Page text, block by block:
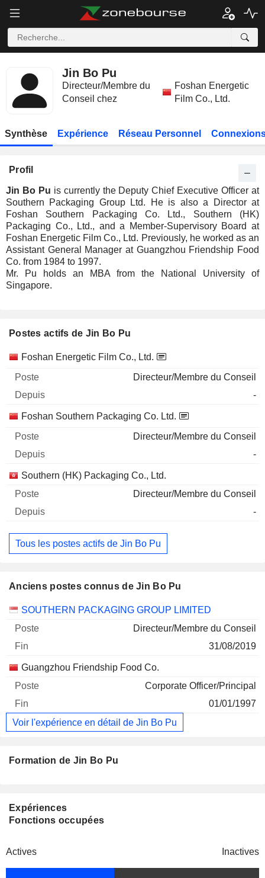
Jin Bo Pu
Directeur/Membre du
Conseil chez
Foshan Energetic
Film Co., Ltd.
Synthèse Expérience Réseau Personnel
Profil
Jin Bo Pu is currently the Deputy Chief Executive Officer at
Southern Packaging Group Ltd. He is also a Director at
Foshan Southern Packaging Co. Ltd., Southern (HK)
Packaging Co., Ltd., and a Member-Supervisory Board at
Foshan Energetic Film Co., Ltd. Previously, he worked as an
Assistant General Manager at Guangzhou Friendship Food
Co. from 1984 to 1997.
Mr. Pu holds an MBA from the National University of
Singapore.
Postes actifs de Jin Bo Pu
Sociétés Poste Début
Foshan Energetic Film Co., Ltd.
Directeur/Membre du Conseil
-
Foshan Southern Packaging Co. Ltd.
Directeur/Membre du Conseil
-
Southern (HK) Packaging Co., Ltd.
Directeur/Membre du Conseil
-
Tous les postes actifs de Jin Bo Pu
Anciens postes connus de Jin Bo Pu
Sociétés Poste Fin
SOUTHERN PACKAGING GROUP LIMITED
Directeur/Membre du Conseil
31/08/2019
Guangzhou Friendship Food Co.
Corporate Officer/Principal
01/01/1997
Voir l'expérience en détail de Jin Bo Pu
Formation de Jin Bo Pu
Expériences
Fonctions occupées
Actives Inactives